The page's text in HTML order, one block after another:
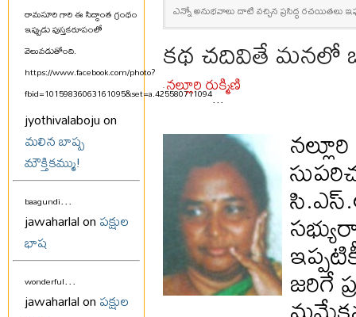
రామసూరి గారి ఈ సిద్ధాంత గ్రంథం
ఇప్పుడు పుస్తకరూపంలో
వెలువడుతోంది.
https://www.facebook.com/photo?
fbid=10159836063161095&set=a.425580711094...
jyothivalaboju on
మలిన బాష్ప
మౌక్తికమ్ము!
baagundi...
jawaharlal onపక్షుల
భాష
wonderful...
jawaharlal onపక్షుల
ఎన్నో అనుభవాలు దాటి వచ్చిన ప్రసిద్ధ రచయితలు
కథ చదివితే మనలో
-నల్లూరి రుక్మిణి
జరిగే